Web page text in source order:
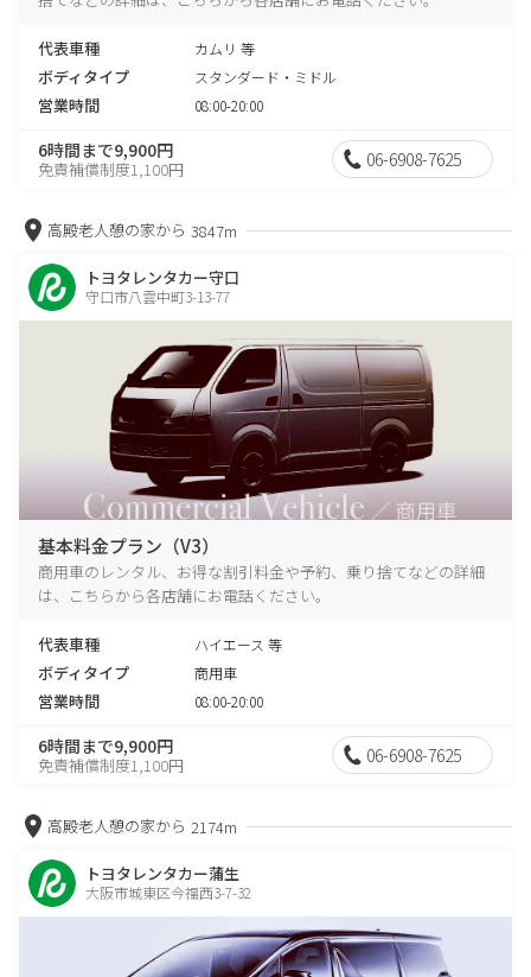
代表車種 カムリ 等
ボディタイプ スタンダード・ミドル
営業時間 08:00-20:00
6時間まで9,900円
免責補償制度1,100円 06-6908-7625
高殿老人憩の家から 3847m
トヨタレンタカー守口
守口市八雲中町3-13-77
基本料金プラン（V3）
商用車のレンタル、お得な割引料金や予約、乗り捨てなどの詳細
は、こちらから各店舗にお電話ください。
代表車種 ハイエース 等
ボディタイプ 商用車
営業時間 08:00-20:00
6時間まで9,900円
免責補償制度1,100円 06-6908-7625
高殿老人憩の家から 2174m
トヨタレンタカー蒲生
大阪市城東区今福西3-7-32